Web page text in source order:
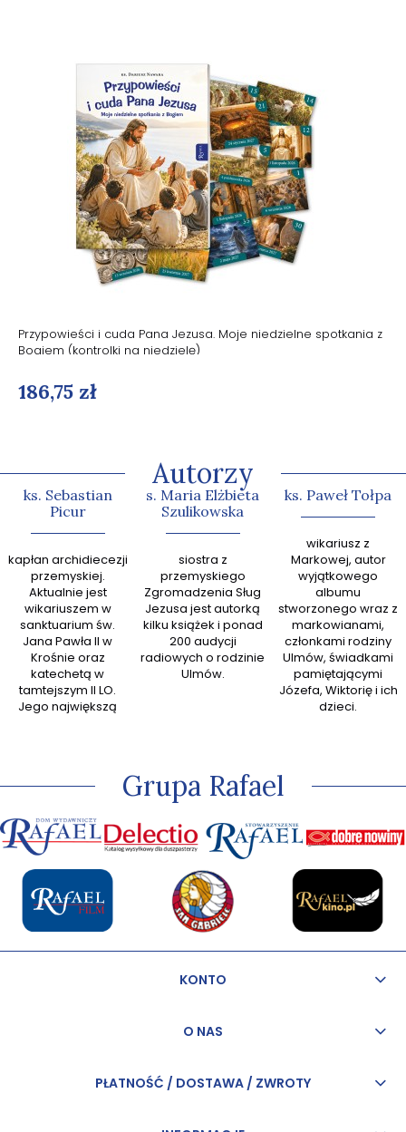
Przypowieści i cuda Pana Jezusa. Moje niedzielne spotkania z
Bogiem (kontrolki na niedzielę)
186,75 zł
Autorzy
ks. Sebastian
Picur
kapłan archidiecezji
przemyskiej.
Aktualnie jest
wikariuszem w
sanktuarium św.
Jana Pawła II w
Krośnie oraz
katechetą w
tamtejszym II LO.
Jego największą
odkrywać miłość
s. Maria Elżbieta
Szulikowska
siostra z
przemyskiego
Zgromadzenia Sług
Jezusa jest autorką
kilku książek i ponad
200 audycji
radiowych o rodzinie
Ulmów.
ks. Paweł Tołpa
wikariusz z
Markowej, autor
wyjątkowego
albumu
stworzonego wraz z
markowianami,
członkami rodziny
Ulmów, świadkami
pamiętającymi
Józefa, Wiktorię i ich
dzieci.
abp
Grupa Rafael
KONTO
O NAS
PŁATNOŚĆ / DOSTAWA / ZWROTY